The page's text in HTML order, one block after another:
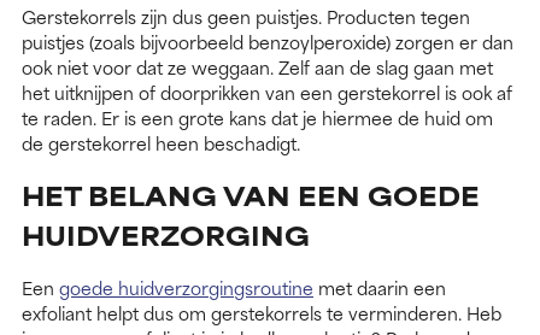
Gerstekorrels zijn dus geen puistjes. Producten tegen
puistjes (zoals bijvoorbeeld benzoylperoxide) zorgen er dan
ook niet voor dat ze weggaan. Zelf aan de slag gaan met
het uitknijpen of doorprikken van een gerstekorrel is ook af
te raden. Er is een grote kans dat je hiermee de huid om
de gerstekorrel heen beschadigt.
HET BELANG VAN EEN GOEDE
HUIDVERZORGING
Een goede huidverzorgingsroutine met daarin een
exfoliant helpt dus om gerstekorrels te verminderen. Heb